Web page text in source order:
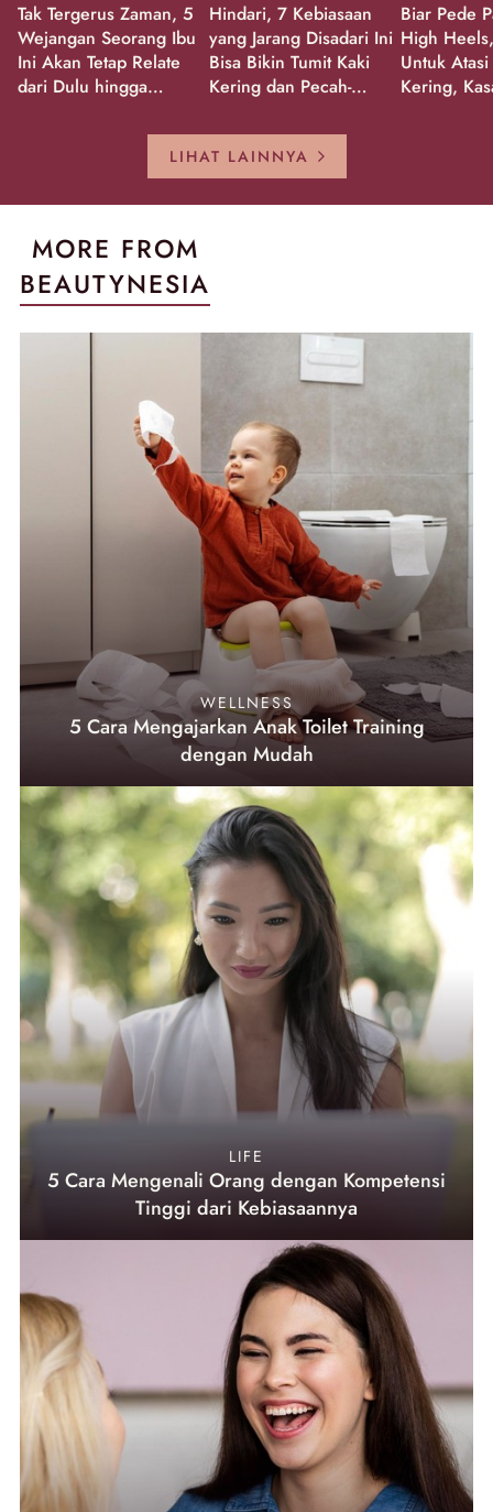
Tak Tergerus Zaman, 5
Wejangan Seorang Ibu
Ini Akan Tetap Relate
dari Dulu hingga
Hindari, 7 Kebiasaan
yang Jarang Disadari Ini
Bisa Bikin Tumit Kaki
Kering dan Pecah-
Biar Pede
High
Untuk
Kering,
LIHAT LAINNYA
MORE FROM
BEAUTYNESIA
WELLNESS
5 Cara Mengajarkan Anak Toilet Training
dengan Mudah
LIFE
5 Cara Mengenali Orang dengan Kompetensi
Tinggi dari Kebiasaannya